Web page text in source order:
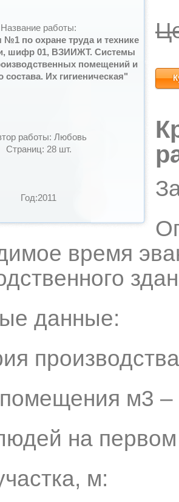
Название работы:
№1 по охране труда и технике
шифр 01, ВЗИИЖТ. Системы
помещений и
состава. Их гигиеническая"
работы: Любовь
Страниц: 28 шт.
Год:2011
время
данные:
м3 –
на первом
м: